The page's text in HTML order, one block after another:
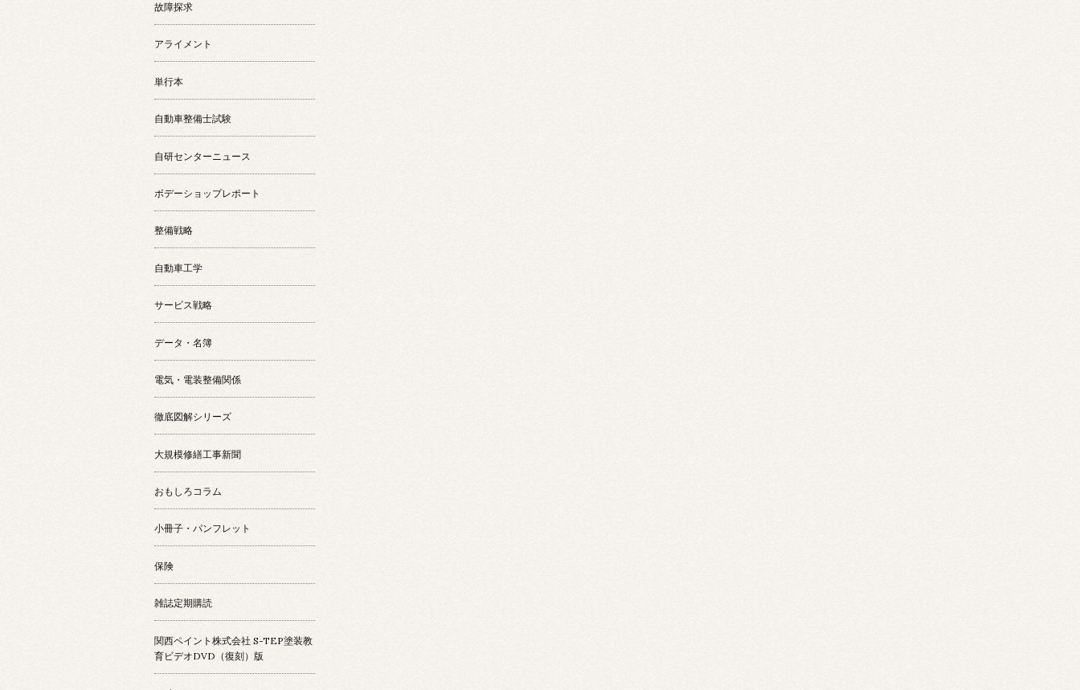
故障探求
アライメント
単行本
自動車整備士試験
自研センターニュース
ボデーショップレポート
整備戦略
自動車工学
サービス戦略
データ・名簿
電気・電装整備関係
徹底図解シリーズ
大規模修繕工事新聞
おもしろコラム
小冊子・パンフレット
保険
雑誌定期購読
関西ペイント株式会社 S-TEP塗装教
育ビデオDVD（復刻）版